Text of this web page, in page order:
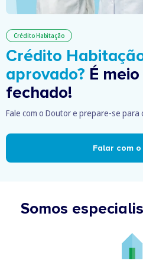
Crédito Habitação
Crédito
aprovado? É
fechado!
Fale com o Doutor e prepare-se para
Falar com
Somos